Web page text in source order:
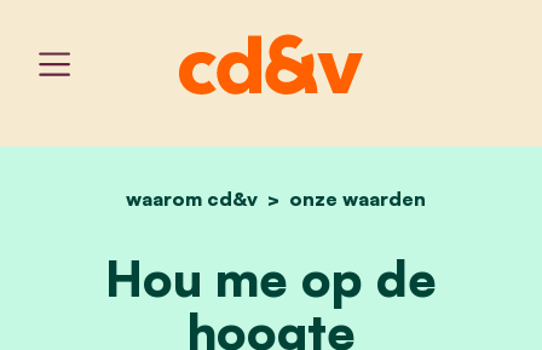
home
waarom cd&v onze waarden
hou me op de hoogte
Hou me op de
hoogte